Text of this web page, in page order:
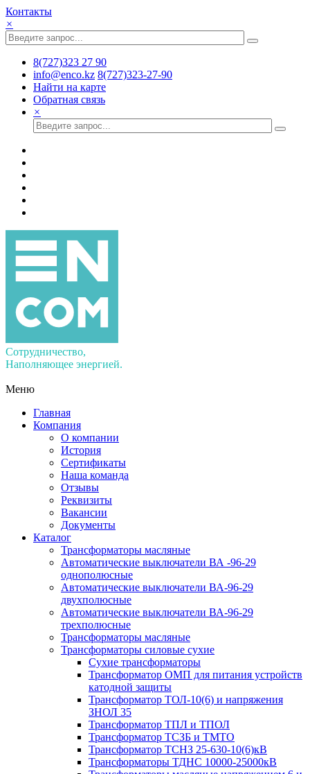
Контакты
×
8(727)323 27 90
info@enco.kz 8(727)323-27-90
Найти на карте
Обратная связь
×
Сотрудничество,
Наполняющее энергией.
Меню
Главная
Компания
О компании
История
Сертификаты
Наша команда
Отзывы
Реквизиты
Вакансии
Документы
Каталог
Трансформаторы масляные
Автоматические выключатели ВА -96-29
однополюсные
Автоматические выключатели ВА-96-29
двухполюсные
Автоматические выключатели ВА-96-29
трехполюсные
Трансформаторы масляные
Трансформаторы силовые сухие
Сухие трансформаторы
Трансформатор ОМП для питания устройств
катодной защиты
Трансформатор ТОЛ-10(6) и напряжения
ЗНОЛ 35
Трансформатор ТПЛ и ТПОЛ
Трансформатор ТСЗБ и ТМТО
Трансформатор ТСНЗ 25-630-10(6)кВ
Трансформаторы ТДНС 10000-25000кВ